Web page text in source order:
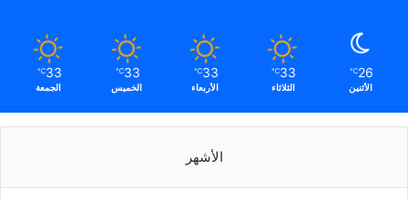
26
℃
الأثنين
33
℃
الثلاثاء
33
℃
الأربعاء
33
℃
الخميس
33
℃
الجمعة
الأشهر